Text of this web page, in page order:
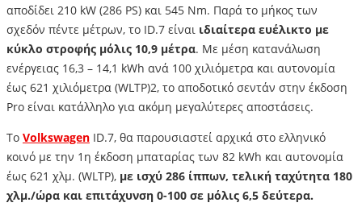
αποδίδει 210 kW (286 PS) και 545 Nm. Παρά το μήκος των
σχεδόν πέντε μέτρων, το ID.7 είναι ιδιαίτερα ευέλικτο με
κύκλο στροφής μόλις 10,9 μέτρα. Με μέση κατανάλωση
ενέργειας 16,3 – 14,1 kWh ανά 100 χιλιόμετρα και αυτονομία
έως 621 χιλιόμετρα (WLTP)2, το αποδοτικό σεντάν στην έκδοση
Pro είναι κατάλληλο για ακόμη μεγαλύτερες αποστάσεις.
Το Volkswagen ID.7, θα παρουσιαστεί αρχικά στο ελληνικό
κοινό με την 1η έκδοση μπαταρίας των 82 kWh και αυτονομία
έως 621 χλμ. (WLTP), με ισχύ 286 ίππων, τελική ταχύτητα 180
χλμ./ώρα και επιτάχυνση 0-100 σε μόλις 6,5 δεύτερα.